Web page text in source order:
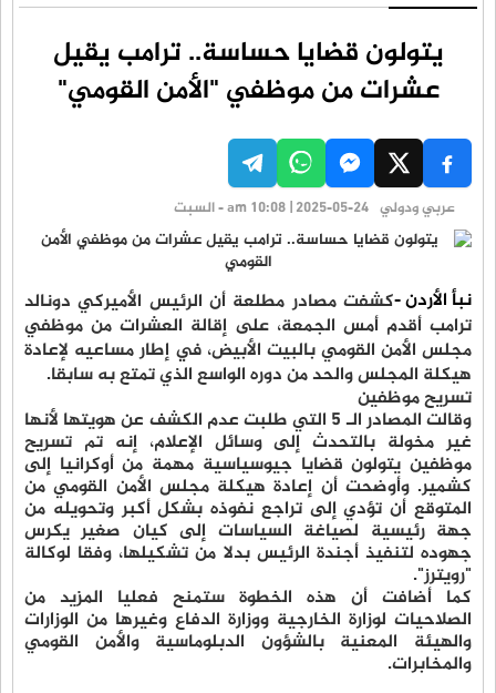
يتولون قضايا حساسة.. ترامب يقيل
عشرات من موظفي "الأمن القومي"
عربي ودولي am 10:08 | 2025-05-24 - السبت
نبأ الأردن -كشفت مصادر مطلعة أن الرئيس الأميركي دونالد
ترامب أقدم أمس الجمعة، على إقالة العشرات من موظفي
مجلس الأمن القومي بالبيت الأبيض، في إطار مساعيه لإعادة
هيكلة المجلس والحد من دوره الواسع الذي تمتع به سابقا.
تسريح موظفين
وقالت المصادر الـ 5 التي طلبت عدم الكشف عن هويتها لأنها
غير مخولة بالتحدث إلى وسائل الإعلام، إنه تم تسريح
موظفين يتولون قضايا جيوسياسية مهمة من أوكرانيا إلى
كشمير. وأوضحت أن إعادة هيكلة مجلس الأمن القومي من
المتوقع أن تؤدي إلى تراجع نفوذه بشكل أكبر وتحويله من
جهة رئيسية لصياغة السياسات إلى كيان صغير يكرس
جهوده لتنفيذ أجندة الرئيس بدلا من تشكيلها، وفقا لوكالة
"رويترز".
كما أضافت أن هذه الخطوة ستمنح فعليا المزيد من
الصلاحيات لوزارة الخارجية ووزارة الدفاع وغيرها من الوزارات
والهيئة المعنية بالشؤون الدبلوماسية والأمن القومي
والمخابرات.